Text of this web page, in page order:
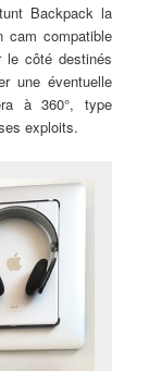
Backpack la
cam compatible
le côté destinés
une éventuelle
à 360°, type
exploits.